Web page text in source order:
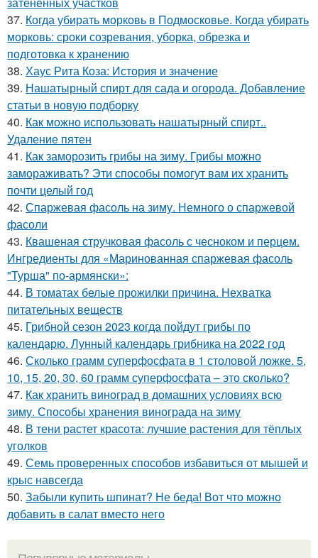
37. Когда убирать морковь в Подмосковье. Когда убирать
морковь: сроки созревания, уборка, обрезка и
подготовка к хранению
38. Хаус Рита Коза: История и значение
39. Нашатырный спирт для сада и огорода. Добавление
статьи в новую подборку
40. Как можно использовать нашатырный спирт..
Удаление пятен
41. Как заморозить грибы на зиму. Грибы можно
замораживать? Эти способы помогут вам их хранить
почти целый год
42. Спаржевая фасоль на зиму. Немного о спаржевой
фасоли
43. Квашеная стручковая фасоль с чесноком и перцем.
Ингредиенты для «Маринованная спаржевая фасоль
"Турша" по-армянски»:
44. В томатах белые прожилки причина. Нехватка
питательных веществ
45. Грибной сезон 2023 когда пойдут грибы по
календарю. Лунный календарь грибника на 2022 год
46. Сколько грамм суперфосфата в 1 столовой ложке. 5,
10, 15, 20, 30, 60 грамм суперфосфата – это сколько?
47. Как хранить виноград в домашних условиях всю
зиму. Способы хранения винограда на зиму
48. В тени растет красота: лучшие растения для тёплых
уголков
49. Семь проверенных способов избавиться от мышей и
крыс навсегда
50. Забыли купить шпинат? Не беда! Вот что можно
добавить в салат вместо него